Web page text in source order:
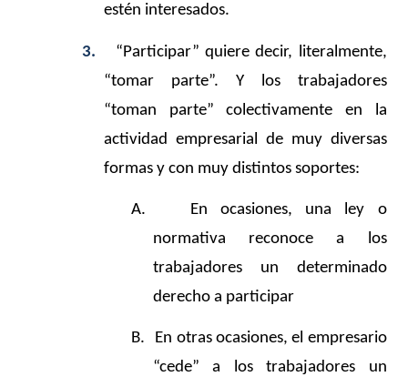
estén interesados.
3.
“Participar” quiere decir, literalmente,
“tomar parte”. Y los trabajadores
“toman parte” colectivamente en la
actividad empresarial de muy diversas
formas y con muy distintos soportes:
A.
En ocasiones, una ley o
normativa reconoce a los
trabajadores un determinado
derecho a participar
B.
En otras ocasiones, el empresario
“cede” a los trabajadores un